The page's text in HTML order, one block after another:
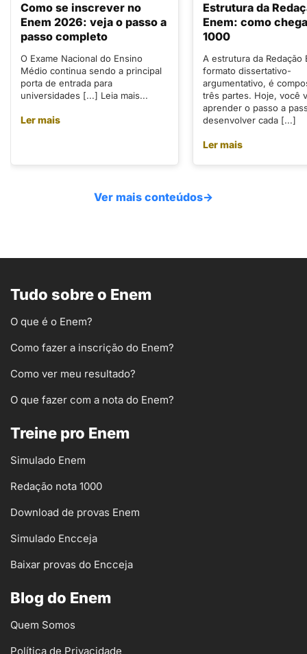
Como se inscrever no
Enem 2026: veja o passo a
passo completo
O Exame Nacional do Ensino
Médio continua sendo a principal
porta de entrada para
universidades [...] Leia mais...
Ler mais
Estrutura da
Enem: como
1000
A estrutura da Redação
formato dissertativo-
argumentativo, é
três partes. Hoje, você
aprender o passo a
desenvolver cada [...]
Ler mais
Ver mais conteúdos→
Tudo sobre o Enem
O que é o Enem?
Como fazer a inscrição do Enem?
Como ver meu resultado?
O que fazer com a nota do Enem?
Treine pro Enem
Simulado Enem
Redação nota 1000
Download de provas Enem
Simulado Encceja
Baixar provas do Encceja
Blog do Enem
Quem Somos
Política de Privacidade